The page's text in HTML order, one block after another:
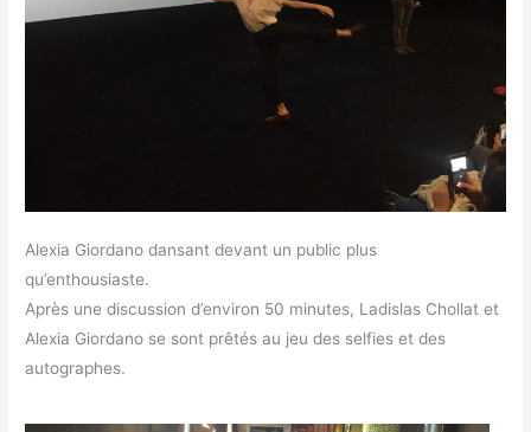
Alexia Giordano dansant devant un public plus
qu’enthousiaste.
Après une discussion d’environ 50 minutes, Ladislas Chollat et
Alexia Giordano se sont prêtés au jeu des selfies et des
autographes.